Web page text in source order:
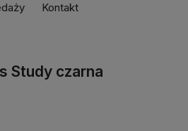
się, aby przywrócić dodane
listy z poprzedniej sesji.
Kontakt
Study czarna